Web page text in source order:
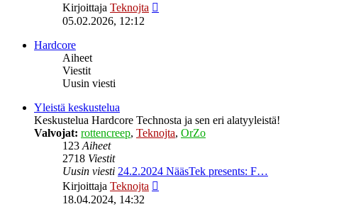
Kirjoittaja Teknojta
05.02.2026, 12:12
Hardcore
Aiheet
Viestit
Uusin viesti
Yleistä keskustelua
Keskustelua Hardcore Technosta ja sen eri alatyyleistä!
Valvojat: rottencreep, Teknojta, OrZo
123Aiheet
2718 Viestit
Uusin viesti 24.2.2024 NääsTek presents: F…
Kirjoittaja Teknojta
18.04.2024, 14:32